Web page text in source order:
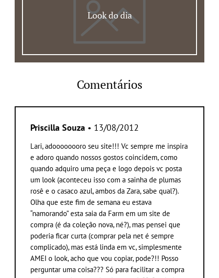
Look do dia
Comentários
Priscilla Souza • 13/08/2012
Lari, adoooooooro seu site!!! Vc sempre me inspira
e adoro quando nossos gostos coincidem, como
quando adquiro uma peça e logo depois vc posta
um look (aconteceu isso com a sainha de plumas
rosê e o casaco azul, ambos da Zara, sabe qual?).
Olha que este fim de semana eu estava
“namorando” esta saia da Farm em um site de
compra (é da coleção nova, né?), mas pensei que
poderia ficar curta (comprar pela net é sempre
complicado), mas está linda em vc, simplesmente
AMEI o look, acho que vou copiar, pode?!! Posso
perguntar uma coisa??? Só para facilitar a compra